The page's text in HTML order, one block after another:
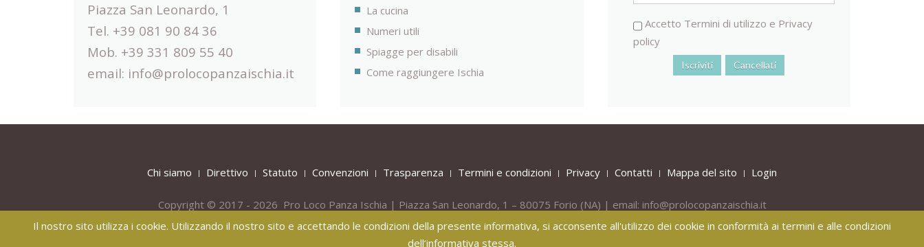
Piazza San Leonardo, 1
Tel. +39 081 90 84 36
Mob. +39 331 809 55 40
email: info@prolocopanzaischia.it
La cucina
Numeri utili
Spiagge per disabili
Come raggiungere Ischia
Accetto Termini di utilizzo e Privacy
policy
Chi siamo Direttivo Statuto Convenzioni Trasparenza Termini e condizioni Privacy Contatti Mappa del sito Login
Copyright © 2017 - 2026 Pro Loco Panza Ischia | Piazza San Leonardo, 1 – 80075 Forio (NA) | email: info@prolocopanzaischia.it
Tel.+39 081 908436 -Mob. +39 331 809 55 40
Il nostro sito utilizza i cookie. Utilizzando il nostro sito e accettando le condizioni della presente informativa, si acconsente all'utilizzo dei cookie in conformità ai termini e alle condizioni
dell’informativa stessa.